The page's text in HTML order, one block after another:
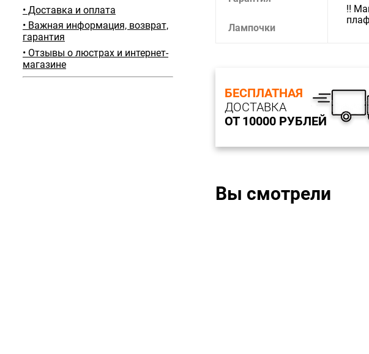
• Доставка и оплата
• Важная информация, возврат,
гарантия
• Отзывы о люстрах и интернет-
магазине
Лампочки
‼️
БЕСПЛАТНАЯ
ДОСТАВКА
ОТ 10000 РУБЛЕЙ
Вы смотрели